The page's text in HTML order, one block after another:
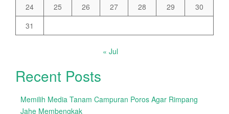
24
25 26 27 28 29
30
31
« Jul
Recent Posts
Memilih Media Tanam Campuran Poros Agar Rimpang
Jahe Membengkak